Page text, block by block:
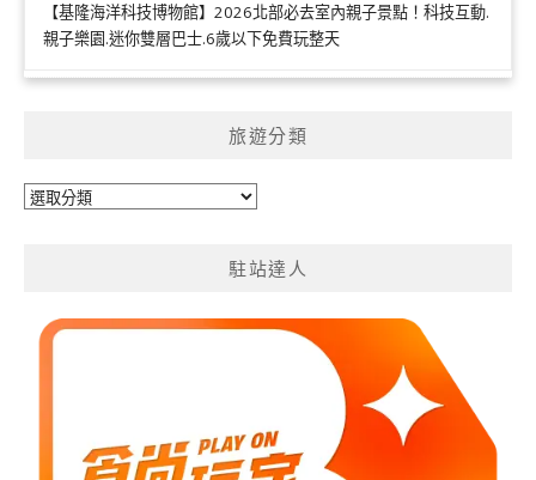
【基隆海洋科技博物館】2026北部必去室內親子景點！科技互動.
親子樂園.迷你雙層巴士.6歲以下免費玩整天
旅遊分類
旅
駐站達人